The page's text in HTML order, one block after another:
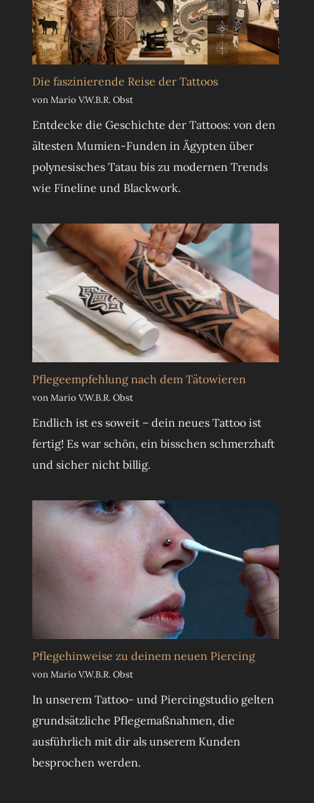
Die faszinierende Reise der Tattoos
von Mario V.W.B.R. Obst
Entdecke die Geschichte der Tattoos: von den
ältesten Mumien-Funden in Ägypten über
polynesisches Tatau bis zu modernen Trends
wie Fineline und Blackwork.
Pflegeempfehlung nach dem Tätowieren
von Mario V.W.B.R. Obst
Endlich ist es soweit – dein neues Tattoo ist
fertig! Es war schön, ein bisschen schmerzhaft
und sicher nicht billig.
Pflegehinweise zu deinem neuen Piercing
von Mario V.W.B.R. Obst
In unserem Tattoo- und Piercingstudio gelten
grundsätzliche Pflegemaßnahmen, die
ausführlich mit dir als unserem Kunden
besprochen werden.